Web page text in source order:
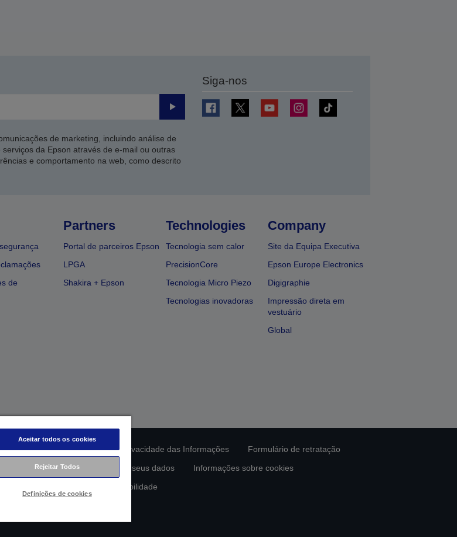
Enviar
de marketing, incluindo análise de
da Epson através de e-mail ou outras
e comportamento na web, como descrito
Siga-nos
de
Partners
Portal de parceiros Epson
LPGA
Shakira + Epson
Technologies
Tecnologia sem calor
PrecisionCore
Tecnologia Micro Piezo
Tecnologias inovadoras
Company
Site da Equipa Executiva
Epson Europe Electronics
Digigraphie
Impressão direta em
vestuário
Global
do produto Declaração de Privacidade das Informações
Formulário de retratação
Contacte-nos sobre os seus dados
Informações sobre cookies
da Epson para com a acessibilidade
Aceitar todos os cookies
Rejeitar Todos
Definições de cookies